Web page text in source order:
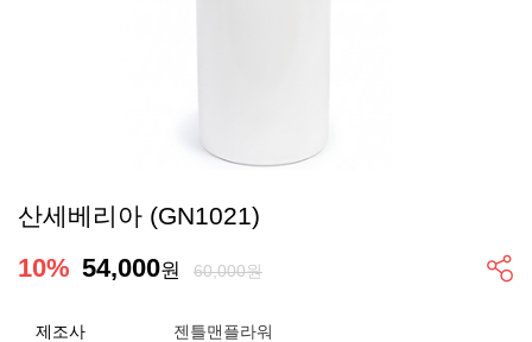
산세베리아 (GN1021)
10% 54,000원 60,000원
제조사
젠틀맨플라워